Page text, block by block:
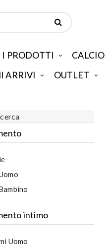
PRODOTTI CALCIO
ARRIVI
OUTLET
intimo
Uomo